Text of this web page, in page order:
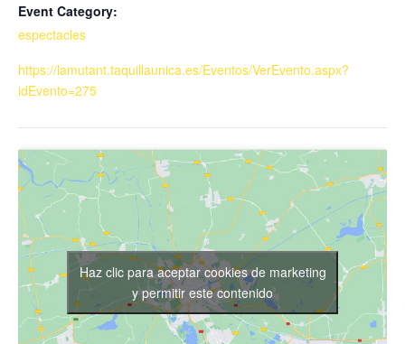
Event Category:
espectacles
https://lamutant.taquillaunica.es/Eventos/VerEvento.aspx?
idEvento=275
Haz clic para aceptar cookies de marketing
y permitir este contenido